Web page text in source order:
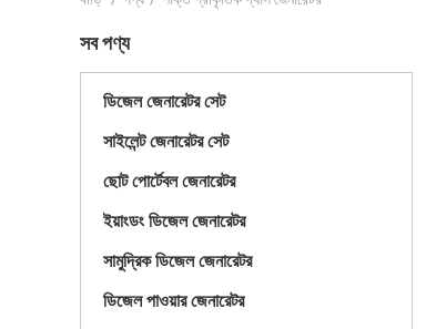
সব পণ্য
ডিজেল জেনারেটর সেট
সাইলেন্ট জেনারেটর সেট
ছোট পোর্টেবল জেনারেটর
ইয়াংডং ডিজেল জেনারেটর
সামুদ্রিক ডিজেল জেনারেটর
ডিজেল পাওয়ার জেনারেটর